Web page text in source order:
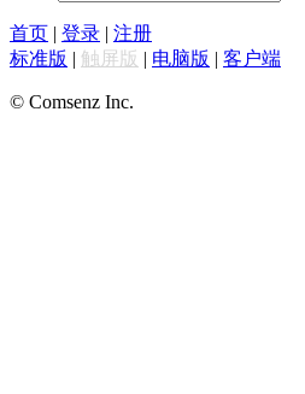
首页 登录
注册
标准版
触屏版 电脑版 客户端
© Comsenz Inc.